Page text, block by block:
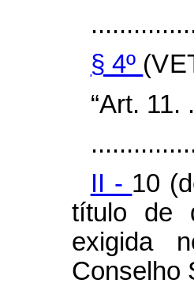
§ 4º
“Art.
II - 10
título de
exigida
Conselho